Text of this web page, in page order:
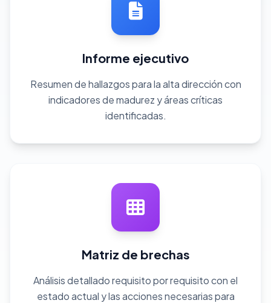
Informe ejecutivo
Resumen de hallazgos para la alta dirección con
indicadores de madurez y áreas críticas
identificadas.
Matriz de brechas
Análisis detallado requisito por requisito con el
estado actual y las acciones necesarias para